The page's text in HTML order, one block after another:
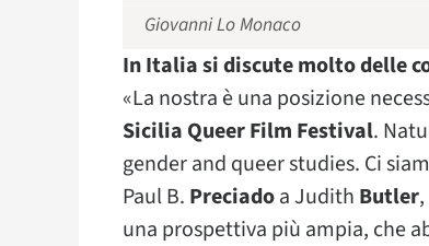
Giovanni Lo Monaco
In Italia si discute molto delle
«La nostra è una posizione
Sicilia Queer Film Festival.
gender and queer studies. Ci
Paul B. Preciadoa Judith Butler
una prospettiva più ampia, che